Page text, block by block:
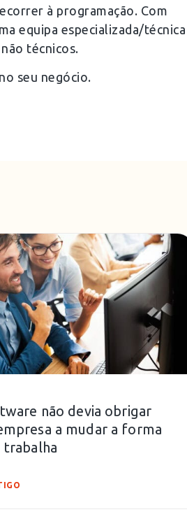
à programação. Com
equipa especializada/técnica
técnicos.
seu negócio.
não devia obrigar
a mudar a forma
trabalha